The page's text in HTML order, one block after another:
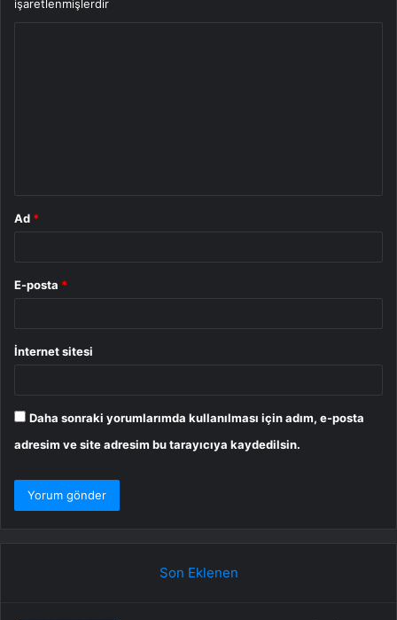
işaretlenmişlerdir
Ad *
E-posta *
İnternet sitesi
Daha sonraki yorumlarımda kullanılması için adım, e-posta
adresim ve site adresim bu tarayıcıya kaydedilsin.
Son Eklenen